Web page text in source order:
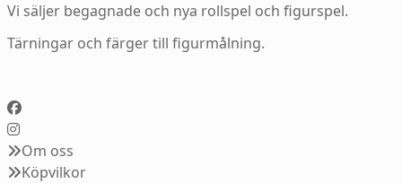
Vi säljer begagnade och nya rollspel och figurspel.
Tärningar och färger till figurmålning.
Om oss
Köpvilkor